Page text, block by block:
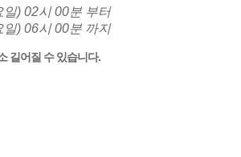
) 02시 00분 부터
) 06시 00분 까지
길어질 수 있습니다.